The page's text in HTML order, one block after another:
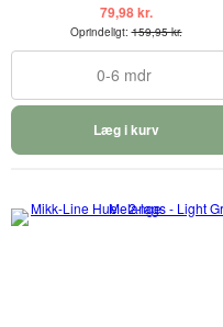
79,98 kr.
Oprindeligt:159,95 kr.
0-6 mdr
Læg i kurv